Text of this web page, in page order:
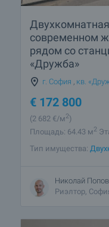
современном
рядом со
«Дружба»
г. София кв.
€ 172 800
(2 682 €/м2)
Площадь: 64.43 м2
Тип имущества:
Николай Попов
Риэлтор,